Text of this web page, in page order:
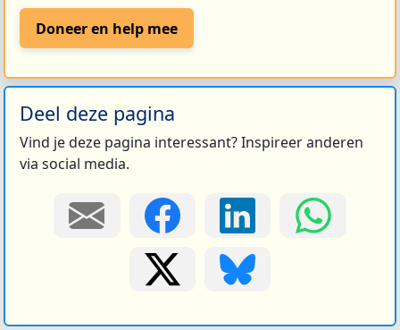
Doneer en help mee
Deel deze pagina
Vind je deze pagina interessant? Inspireer anderen
via social media.